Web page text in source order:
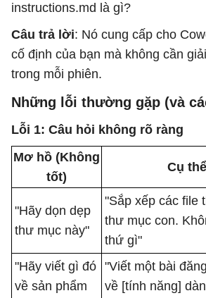
instructions.md là gì?
Câu trả lời: Nó cung cấp cho
cố định của bạn mà không cần
trong mỗi phiên.
Những lỗi thường gặp (và
Lỗi 1: Câu hỏi không rõ ràng
Mơ hồ (Không
tốt)
Cụ
"Hãy dọn dẹp
thư mục này"
"Sắp xếp các file
thư mục con.
thứ gì"
"Hãy viết gì đó
về sản phẩm
"Viết một bài
về [tính năng]